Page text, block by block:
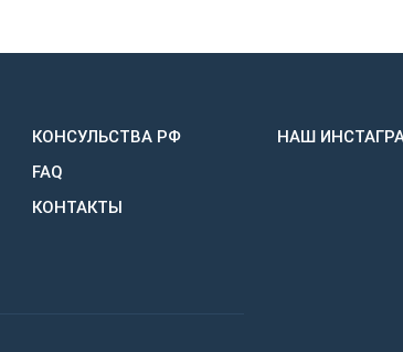
КОНСУЛЬСТВА РФ
FAQ
КОНТАКТЫ
НАШ